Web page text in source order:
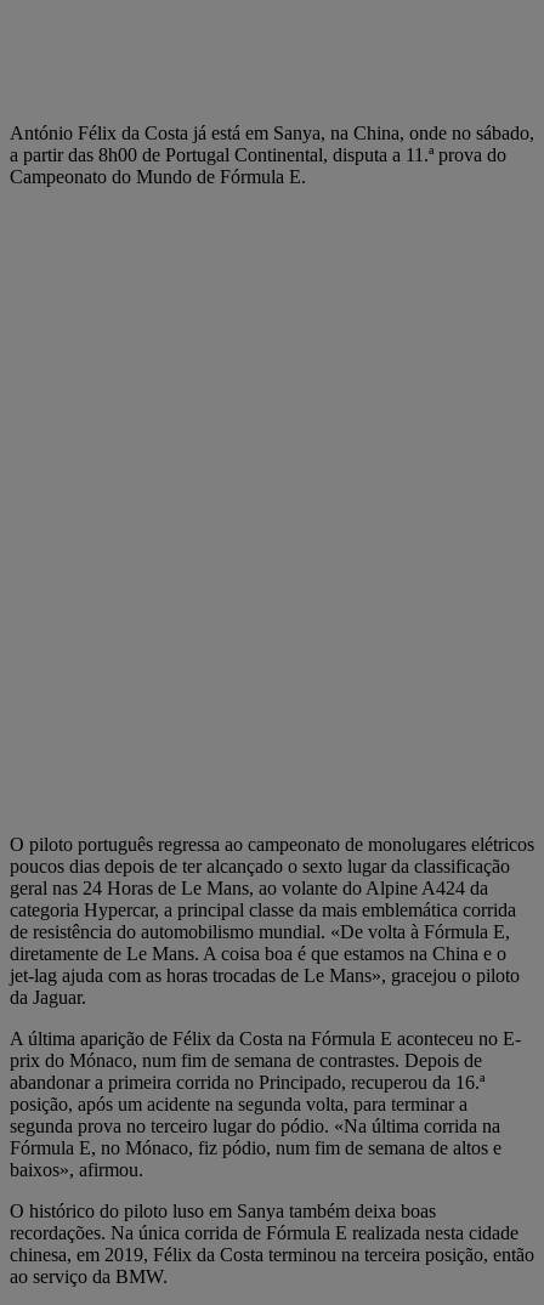
António Félix da Costa já está em Sanya, na China, onde no sábado,
a partir das 8h00 de Portugal Continental, disputa a 11.ª prova do
Campeonato do Mundo de Fórmula E.
O piloto português regressa ao campeonato de monolugares elétricos
poucos dias depois de ter alcançado o sexto lugar da classificação
geral nas 24 Horas de Le Mans, ao volante do Alpine A424 da
categoria Hypercar, a principal classe da mais emblemática corrida
de resistência do automobilismo mundial. «De volta à Fórmula E,
diretamente de Le Mans. A coisa boa é que estamos na China e o
jet-lag ajuda com as horas trocadas de Le Mans», gracejou o piloto
da Jaguar.
A última aparição de Félix da Costa na Fórmula E aconteceu no E-
prix do Mónaco, num fim de semana de contrastes. Depois de
abandonar a primeira corrida no Principado, recuperou da 16.ª
posição, após um acidente na segunda volta, para terminar a
segunda prova no terceiro lugar do pódio. «Na última corrida na
Fórmula E, no Mónaco, fiz pódio, num fim de semana de altos e
baixos», afirmou.
O histórico do piloto luso em Sanya também deixa boas
recordações. Na única corrida de Fórmula E realizada nesta cidade
chinesa, em 2019, Félix da Costa terminou na terceira posição, então
ao serviço da BMW.